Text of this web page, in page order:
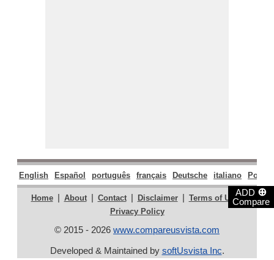
ADD ⊕
Compare
English Español português français Deutsche italiano
Home | About | Contact | Disclaimer | Terms of Use |
Privacy Policy
© 2015 - 2026 www.compareusvista.com
Developed & Maintained by softUsvista Inc.